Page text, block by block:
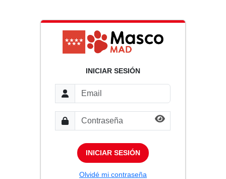
INICIAR SESIÓN
INICIAR SESIÓN
Olvidé mi contraseña